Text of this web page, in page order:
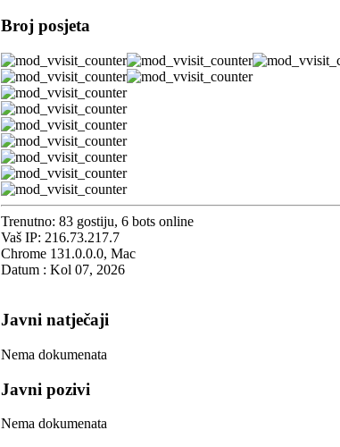
Broj posjeta
Trenutno: 83 gostiju, 6 bots online
Vaš IP: 216.73.217.7
Chrome 131.0.0.0, Mac
Datum : Kol 07, 2026
Javni natječaji
Nema dokumenata
Javni pozivi
Nema dokumenata